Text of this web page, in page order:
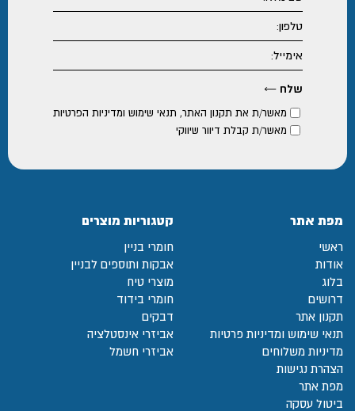
מאשר/ת את תקנון האתר, תנאי שימוש ומדיניות הפרטיות
מאשר/ת קבלת דיוור שיווקי
מפת אתר
ראשי
אודות
בלוג
דרושים
תקנון אתר
תנאי שימוש ומדיניות פרטיות
מדיניות משלוחים
הצהרת נגישות
מפת אתר
ביטול עסקה
קטגוריות מוצרים
חומרי בניין
אבקות ותוספים לבניין
מוצרי טיח
חומרי בידוד
דבקים
אביזרי אינסטלציה
אביזרי חשמל